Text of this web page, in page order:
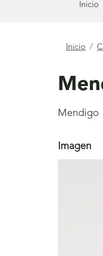
Inicio
Está
Inicio
Mendigo
Imagen